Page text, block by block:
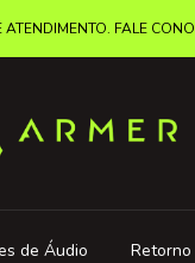
FALE
de Áudio